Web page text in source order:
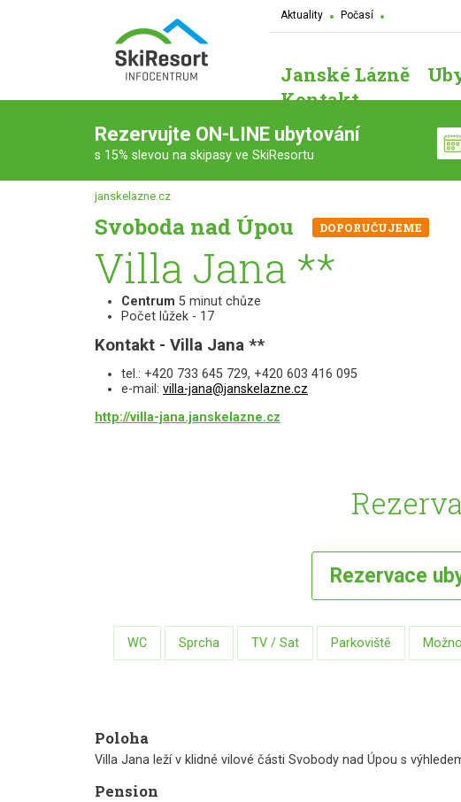
Aktuality Počasí
Janské Lázně
Kontakt
Rezervujte ON-LINE ubytování
s 15% slevou na skipasy ve SkiResortu
janskelazne.cz
Svoboda nad Úpou DOPORUČUJEME
Villa Jana **
Centrum 5 minut chůze
Počet lůžek - 17
Kontakt - Villa Jana **
tel.: +420 733 645 729, +420 603 416 095
e-mail: villa-jana@janskelazne.cz
http://villa-jana.janskelazne.cz
Rezervace
WC Sprcha TV / Sat Parkoviště
Poloha
Villa Jana leží v klidné vilové části Svobody nad Úpou s
Pension